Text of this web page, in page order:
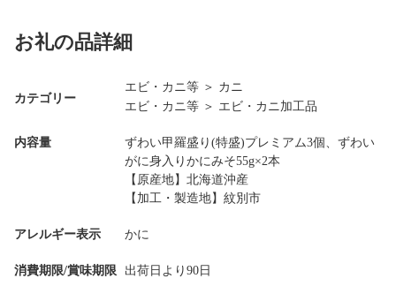
お礼の品詳細
カテゴリー
エビ・カニ等 ＞ カニ
エビ・カニ等 ＞ エビ・カニ加工品
内容量
ずわい甲羅盛り(特盛)プレミアム3個、ずわい
がに身入りかにみそ55g×2本
【原産地】北海道沖産
【加工・製造地】紋別市
アレルギー表示 かに
消費期限/賞味期限 出荷日より90日